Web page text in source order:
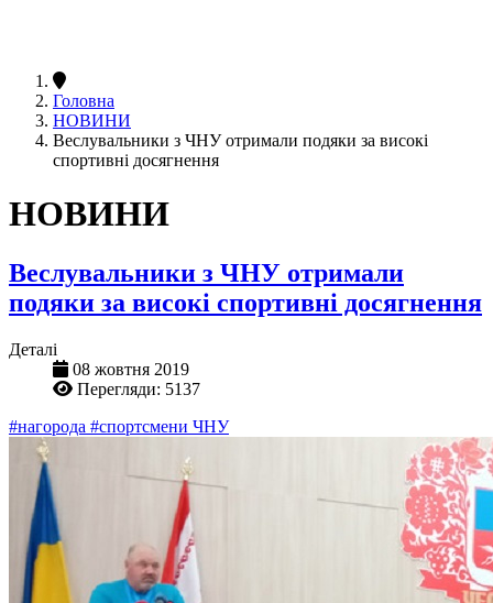
Головна
НОВИНИ
Веслувальники з ЧНУ отримали подяки за високі
спортивні досягнення
НОВИНИ
Веслувальники з ЧНУ отримали
подяки за високі спортивні досягнення
Деталі
08 жовтня 2019
Перегляди: 5137
#нагорода #спортсмени ЧНУ